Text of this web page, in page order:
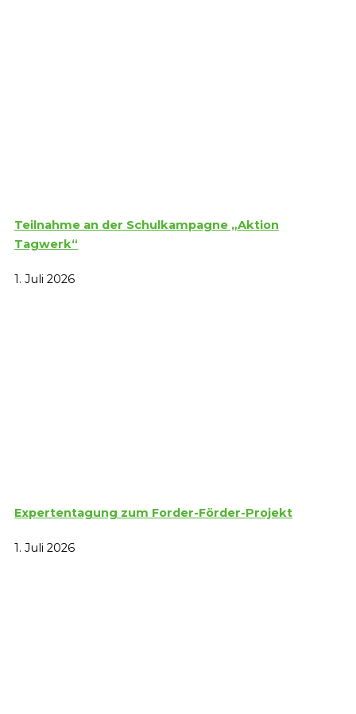
Teilnahme an der Schulkampagne „Aktion
Tagwerk“
1. Juli 2026
Expertentagung zum Forder-Förder-Projekt
1. Juli 2026